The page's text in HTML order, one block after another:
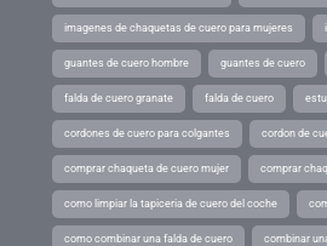
imagenes de chaquetas de cuero para mujeres
guantes de cuero hombre guantes de cuero
falda de cuero granate falda de cuero
cordones de cuero para colgantes cordon de
comprar chaqueta de cuero mujer comprar
como limpiar la tapiceria de cuero del coche
como combinar una falda de cuero combinar